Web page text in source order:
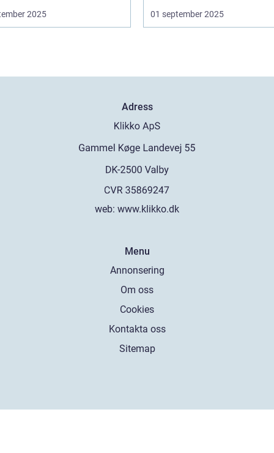
2025 01 september 2025
Adress
web: www.klikko.dk
Menu
Annonsering
Om oss
Cookies
Kontakta oss
Sitemap